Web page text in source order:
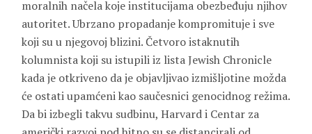
moralnih načela koje institucijama obezbeđuju njihov
autoritet. Ubrzano propadanje kompromituje i sve
koji su u njegovoj blizini. Četvoro istaknutih
kolumnista koji su istupili iz lista Jewish Chronicle
kada je otkriveno da je objavljivao izmišljotine možda
će ostati upamćeni kao saučesnici genocidnog režima.
Da bi izbegli takvu sudbinu, Harvard i Centar za